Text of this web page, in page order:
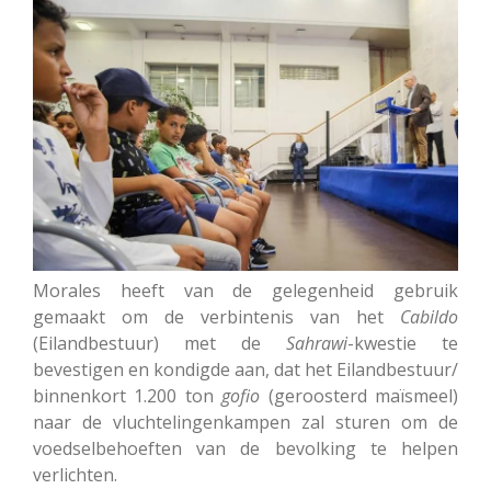
Morales heeft van de gelegenheid gebruik
gemaakt om de verbintenis van het Cabildo
(Eilandbestuur) met de Sahrawi-kwestie te
bevestigen en kondigde aan, dat het Eilandbestuur/
binnenkort 1.200 tongofio (geroosterd maïsmeel)
naar de vluchtelingenkampen zal sturen om de
voedselbehoeften van de bevolking te helpen
verlichten.